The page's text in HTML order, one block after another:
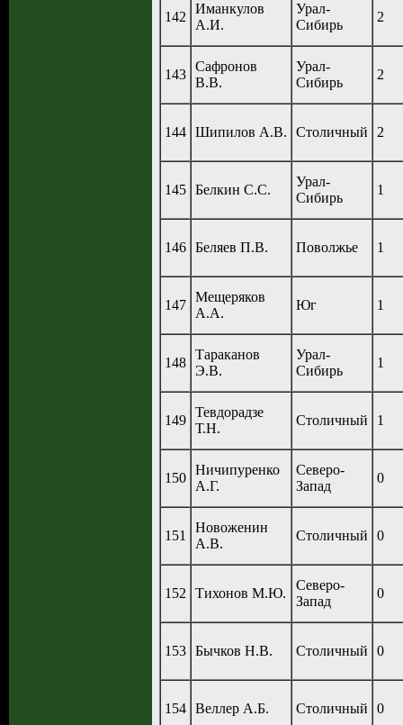
142
Иманкулов
А.И.
Урал-
Сибирь
2
143
Сафронов
В.В.
Урал-
Сибирь
2
144 Шипилов А.В. Столичный 2
145 Белкин С.С.
Урал-
Сибирь
1
146 Беляев П.В. Поволжье 1
147
Мещеряков
А.А.
Юг 1
148
Тараканов
Э.В.
Урал-
Сибирь
1
149
Тевдорадзе
Т.Н.
Столичный 1
150
Ничипуренко
А.Г.
Северо-
Запад
0
151
Новоженин
А.В.
Столичный 0
152 Тихонов М.Ю.
Северо-
Запад
0
153 Бычков Н.В. Столичный 0
154 Веллер А.Б. Столичный 0